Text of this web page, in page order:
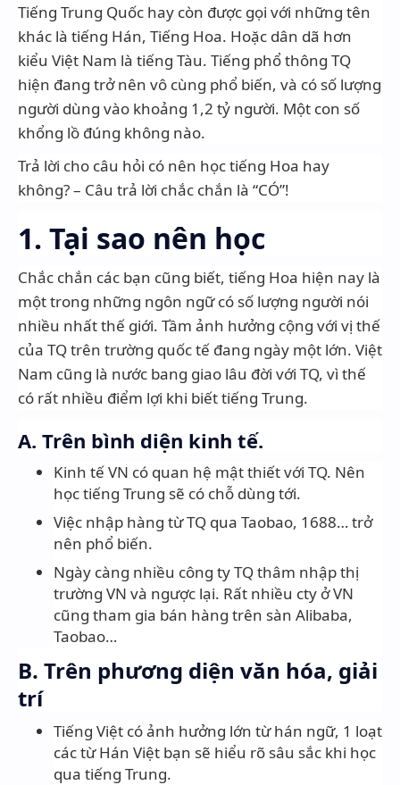
Tiếng Trung Quốc hay còn được gọi với những tên
khác là tiếng Hán, Tiếng Hoa. Hoặc dân dã hơn
kiểu Việt Nam là tiếng Tàu. Tiếng phổ thông TQ
hiện đang trở nên vô cùng phổ biến, và có số lượng
người dùng vào khoảng 1,2 tỷ người. Một con số
khổng lồ đúng không nào.
Trả lời cho câu hỏi có nên học tiếng Hoa hay
không? – Câu trả lời chắc chắn là “CÓ”!
1. Tại sao nên học
Chắc chắn các bạn cũng biết, tiếng Hoa hiện nay là
một trong những ngôn ngữ có số lượng người nói
nhiều nhất thế giới. Tầm ảnh hưởng cộng với vị thế
của TQ trên trường quốc tế đang ngày một lớn. Việt
Nam cũng là nước bang giao lâu đời với TQ, vì thế
có rất nhiều điểm lợi khi biết tiếng Trung.
A. Trên bình diện kinh tế.
Kinh tế VN có quan hệ mật thiết với TQ. Nên
học tiếng Trung sẽ có chỗ dùng tới.
Việc nhập hàng từ TQ qua Taobao, 1688… trở
nên phổ biến.
Ngày càng nhiều công ty TQ thâm nhập thị
trường VN và ngược lại. Rất nhiều cty ở VN
cũng tham gia bán hàng trên sàn Alibaba,
Taobao…
B. Trên phương diện văn hóa, giải
trí
Tiếng Việt có ảnh hưởng lớn từ hán ngữ, 1 loạt
các từ Hán Việt bạn sẽ hiểu rõ sâu sắc khi học
qua tiếng Trung.